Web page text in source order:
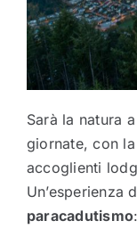
Sarà la natura
giornate, con
accoglienti
Un’esperienza
paracadutismo